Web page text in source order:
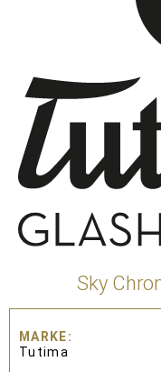
Sky
MARKE
Tutima